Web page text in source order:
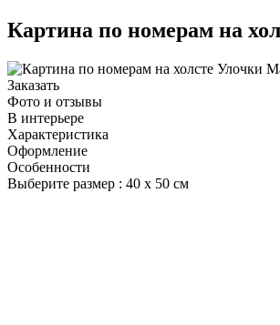
Картина по номерам на
Заказать
Фото и отзывы
В интерьере
Характеристика
Оформление
Особенности
Выберите размер : 40 х 50 см